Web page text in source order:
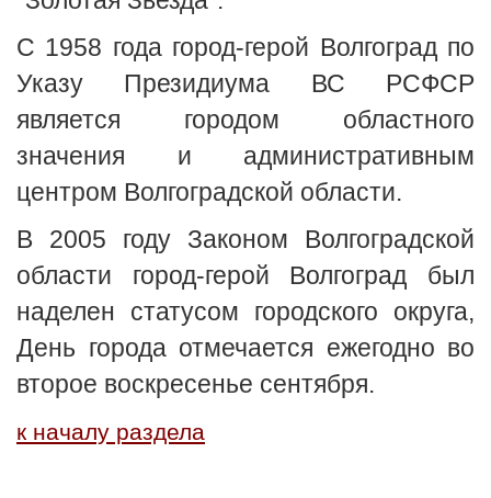
С 1958 года город-герой Волгоград по
Указу Президиума ВС РСФСР
является городом областного
значения и административным
центром Волгоградской области.
В 2005 году Законом Волгоградской
области город-герой Волгоград был
наделен статусом городского округа,
День города отмечается ежегодно во
второе воскресенье сентября.
к началу раздела